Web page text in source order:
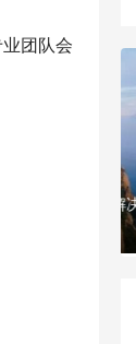
团队会
配电解决方
齐